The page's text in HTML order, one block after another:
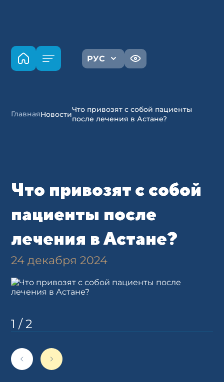
РУС
ГлавнаяНовости
Что привозят с собой пациенты
после лечения в Астане?
Что привозят с собой
пациенты после
лечения в Астане?
24 декабря 2024
1 /2